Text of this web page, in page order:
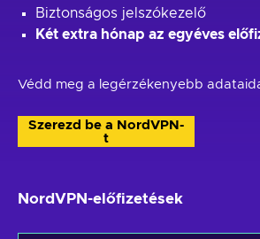
Biztonságos jelszókezelő
Két extra hónap az egyéves
Védd meg a legérzékenyebb
Szerezd be a NordVPN-
t
NordVPN-előfizetések